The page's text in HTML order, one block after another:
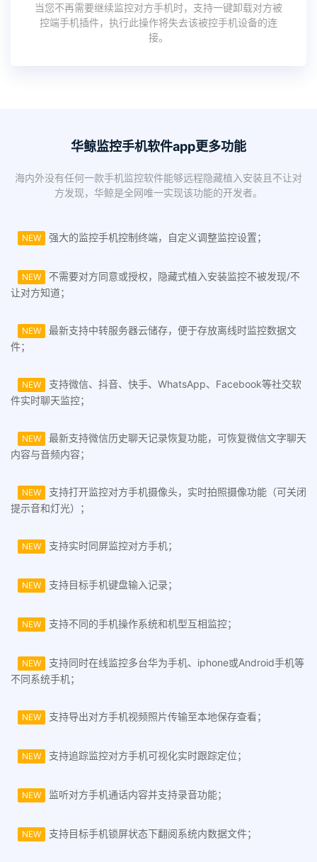
当您不再需要继续监控对方手机时，支持一键卸载对方被
控端手机插件，执行此操作将失去该被控手机设备的连
接。
华鲸监控手机软件app更多功能
海内外没有任何一款手机监控软件能够远程隐藏植入安装且不让对
方发现，华鲸是全网唯一实现该功能的开发者。
NEW 强大的监控手机控制终端，自定义调整监控设置；
NEW
不需要对方同意或授权，隐藏式植入安装监控不被发现/不
让对方知道；
NEW
最新支持中转服务器云储存，便于存放离线时监控数据文
件；
NEW
支持微信、抖音、快手、WhatsApp、Facebook等社交软
件实时聊天监控；
NEW
最新支持微信历史聊天记录恢复功能，可恢复微信文字聊天
内容与音频内容；
NEW
支持打开监控对方手机摄像头，实时拍照摄像功能（可关闭
提示音和灯光）；
NEW 支持实时同屏监控对方手机；
NEW 支持目标手机键盘输入记录；
NEW 支持不同的手机操作系统和机型互相监控；
NEW
支持同时在线监控多台华为手机、iphone或Android手机等
不同系统手机；
NEW 支持导出对方手机视频照片传输至本地保存查看；
NEW 支持追踪监控对方手机可视化实时跟踪定位；
NEW 监听对方手机通话内容并支持录音功能；
NEW 支持目标手机锁屏状态下翻阅系统内数据文件；